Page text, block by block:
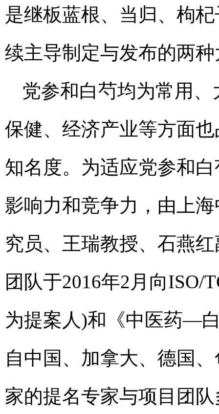
是继板蓝根、当归、枸
续主导制定与发布的两
党参和白芍均为常用
保健、经济产业等方面
知名度。为适应党参和
影响力和竞争力，由上
究员、王瑞教授、石燕
团队于2016年2月向
为提案人)和《中医药—
自中国、加拿大、德国
家的提名专家与项目团